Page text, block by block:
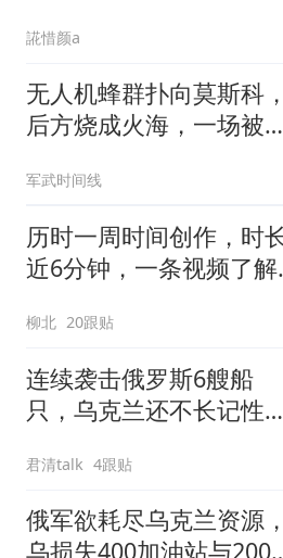
誮惜颜a
无人机蜂群扑向莫斯科，
后方烧成火海，一场被遗
军武时间线
历时一周时间创作，时
近6分钟，一条视频了解
柳北 20跟贴
连续袭击俄罗斯6艘船
只，乌克兰还不长记性，
君清talk 4跟贴
俄军欲耗尽乌克兰资源，
乌损失400加油站与200